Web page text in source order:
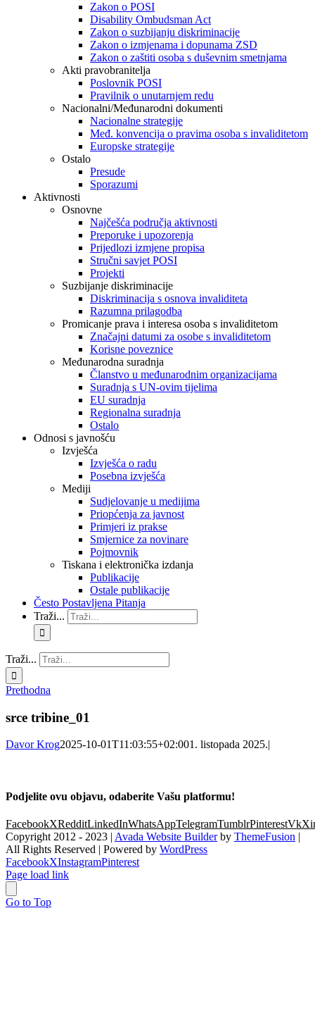
Zakon o POSI
Disability Ombudsman Act
Zakon o suzbijanju diskriminacije
Zakon o izmjenama i dopunama ZSD
Zakon o zaštiti osoba s duševnim smetnjama
Akti pravobranitelja
Poslovnik POSI
Pravilnik o unutarnjem redu
Nacionalni/Međunarodni dokumenti
Nacionalne strategije
Međ. konvencija o pravima osoba s invaliditetom
Europske strategije
Ostalo
Presude
Sporazumi
Aktivnosti
Osnovne
Najčešća područja aktivnosti
Preporuke i upozorenja
Prijedlozi izmjene propisa
Stručni savjet POSI
Projekti
Suzbijanje diskriminacije
Diskriminacija s osnova invaliditeta
Razumna prilagodba
Promicanje prava i interesa osoba s invaliditetom
Značajni datumi za osobe s invaliditetom
Korisne poveznice
Međunarodna suradnja
Članstvo u međunarodnim organizacijama
Suradnja s UN-ovim tijelima
EU suradnja
Regionalna suradnja
Ostalo
Odnosi s javnošću
Izvješća
Izvješća o radu
Posebna izvješća
Mediji
Sudjelovanje u medijima
Priopćenja za javnost
Primjeri iz prakse
Smjernice za novinare
Pojmovnik
Tiskana i elektronička izdanja
Publikacije
Ostale publikacije
Često Postavljena Pitanja
Traži...
Traži...
Prethodna
srce tribine_01
Davor Krog2025-10-01T11:03:55+02:001. listopada 2025.|
Podjelite ovu objavu, odaberite Vašu platformu!
FacebookXRedditLinkedInWhatsAppTelegramTumblrPinterestVk
Copyright 2012 - 2023 | Avada Website Builderby ThemeFusion |
All Rights Reserved | Powered by WordPress
FacebookXInstagramPinterest
Page load link
Go to Top